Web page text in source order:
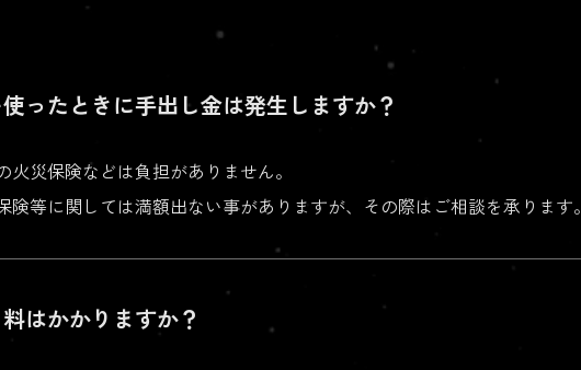
ったときに手出し金は発生しますか？
火災保険などは負担がありません。
険等に関しては満額出ない事がありますが、その際はご相談を承ります。
はかかりますか？